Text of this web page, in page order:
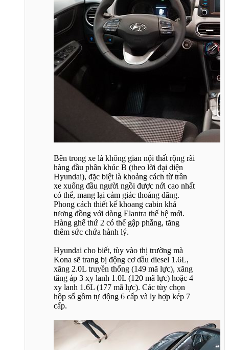
Bên trong xe là không gian nội thất rộng rãi
hàng đầu phân khúc B (theo lời đại diện
Hyundai), đặc biệt là khoảng cách từ trần
xe xuống đầu người ngồi được nới cao nhất
có thể, mang lại cảm giác thoáng đãng.
Phong cách thiết kế khoang cabin khá
tương đồng với dòng Elantra thế hệ mới.
Hàng ghế thứ 2 có thể gập phẳng, tăng
thêm sức chứa hành lý.
Hyundai cho biết, tùy vào thị trường mà
Kona sẽ trang bị động cơ dầu diesel 1.6L,
xăng 2.0L truyền thống (149 mã lực), xăng
tăng áp 3 xy lanh 1.0L (120 mã lực) hoặc 4
xy lanh 1.6L (177 mã lực). Các tùy chọn
hộp số gồm tự động 6 cấp và ly hợp kép 7
cấp.